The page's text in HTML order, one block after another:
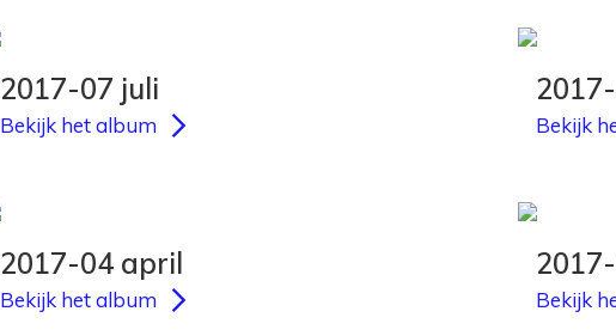
2017-07 juli
Bekijk het album Bekijk
2017-04 april
Bekijk het album Bekijk